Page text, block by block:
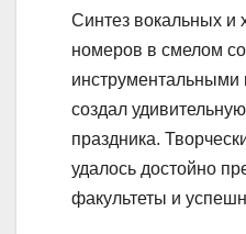
Синтез вокальных и
номеров в смелом
инструментальными
создал
праздника.
удалось достойно
факультеты и